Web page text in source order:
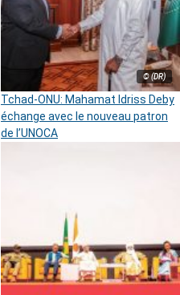
© (DR)
Tchad-ONU: Mahamat Idriss Deby
échange avec le nouveau patron
de l’UNOCA